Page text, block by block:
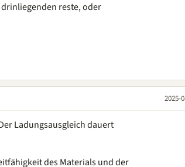
reste, oder
2025-
Ladungsausgleich dauert
des Materials und der